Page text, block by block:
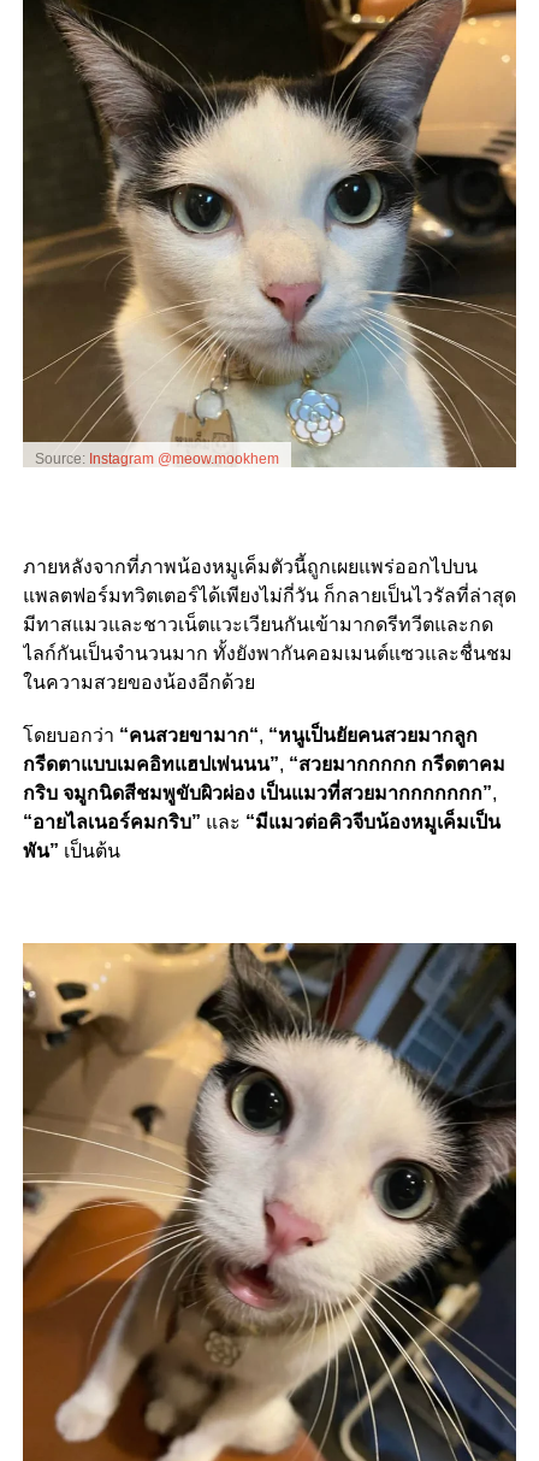
Source: Instagram @meow.mookhem
ภายหลังจากที่ภาพน้องหมูเค็มตัวนี้ถูกเผยแพร่ออกไปบน
แพลตฟอร์มทวิตเตอร์ได้เพียงไม่กี่วัน ก็กลายเป็นไวรัลที่ล่าสุด
มีทาสแมวและชาวเน็ตแวะเวียนกันเข้ามากดรีทวีตและกด
ไลก์กันเป็นจำนวนมาก ทั้งยังพากันคอมเมนต์แซวและชื่นชม
ในความสวยของน้องอีกด้วย
โดยบอกว่า “คนสวยขามาก“, “หนูเป็นยัยคนสวยมากลูก
กรีดตาแบบเมคอิทแฮปเพ่นนน”, “สวยมากกกกก กรีดตาคม
กริบ จมูกนิดสีชมพูขับผิวผ่อง เป็นแมวที่สวยมากกกกกกก”,
“อายไลเนอร์คมกริบ” และ “มีแมวต่อคิวจีบน้องหมูเค็มเป็น
พัน” เป็นต้น